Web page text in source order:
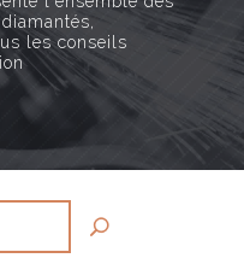
les conseils